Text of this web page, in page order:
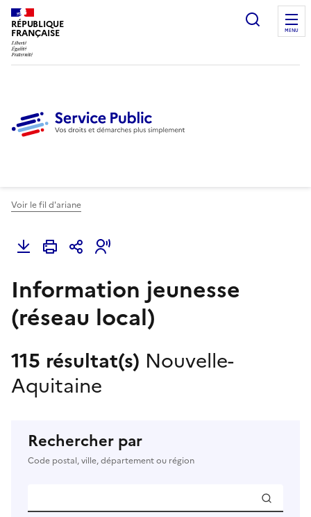
RÉPUBLIQUE
FRANÇAISE
Ouvrir
MENU
Voir le fil d'ariane
Information jeunesse
(réseau local)
115 résultat(s) Nouvelle-
Aquitaine
Rechercher par
Code postal, ville, département ou région